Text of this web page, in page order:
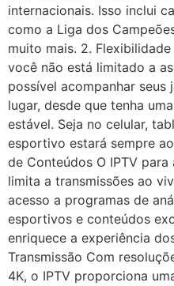
internacionais. Isso inclui
como a Liga dos
muito mais. 2.
você não está limitado a
possível acompanhar
lugar, desde que tenha
estável. Seja no celular,
esportivo estará sempre
de Conteúdos O IPTV
limita a transmissões ao
acesso a programas de
esportivos e conteúdos
enriquece a experiência
Transmissão Com
4K, o IPTV proporciona